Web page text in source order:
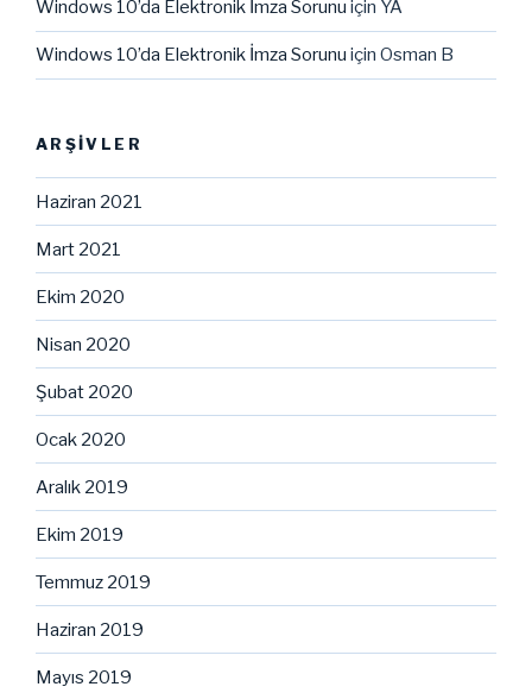
Windows 10’da Elektronik İmza Sorunu için YA
Windows 10’da Elektronik İmza Sorunu için Osman B
ARŞIVLER
Haziran 2021
Mart 2021
Ekim 2020
Nisan 2020
Şubat 2020
Ocak 2020
Aralık 2019
Ekim 2019
Temmuz 2019
Haziran 2019
Mayıs 2019